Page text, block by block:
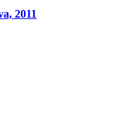
2011